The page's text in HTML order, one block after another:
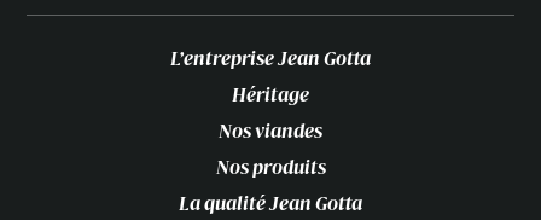
L’entreprise Jean Gotta
Héritage
Nos viandes
Nos produits
La qualité Jean Gotta